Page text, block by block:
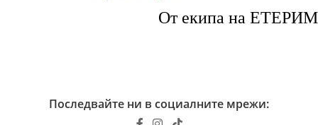
От екипа на ЕТЕРИМ
Последвайте ни в социалните мрежи: